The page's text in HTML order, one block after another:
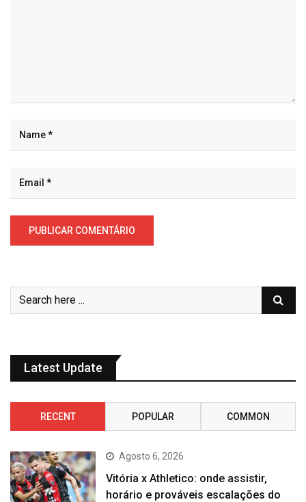
Latest Update
RECENT POPULAR COMMON
Agosto 6, 2026
Vitória x Athletico: onde assistir,
horário e prováveis escalações do